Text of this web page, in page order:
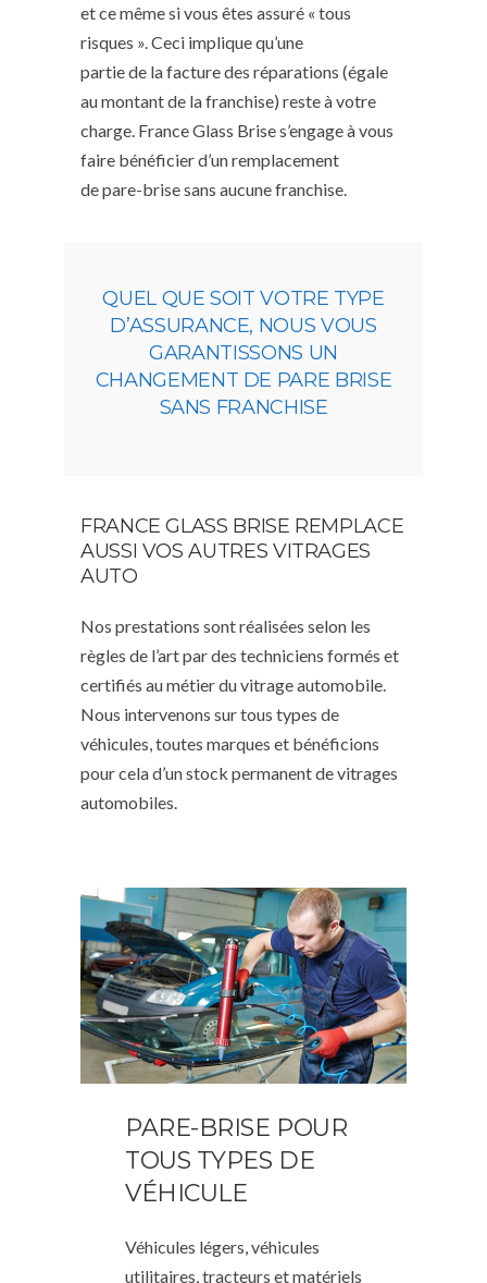
et ce même si vous êtes assuré « tous
risques ». Ceci implique qu’une
partie de la facture des réparations (égale
au montant de la franchise) reste à votre
charge. France Glass Brise s’engage à vous
faire bénéficier d’un remplacement
de pare-brise sans aucune franchise.
QUEL QUE SOIT VOTRE TYPE
D’ASSURANCE, NOUS VOUS
GARANTISSONS UN
CHANGEMENT DE PARE BRISE
SANS FRANCHISE
FRANCE GLASS BRISE REMPLACE
AUSSI VOS AUTRES VITRAGES
AUTO
Nos prestations sont réalisées selon les
règles de l’art par des techniciens formés et
certifiés au métier du vitrage automobile.
Nous intervenons sur tous types de
véhicules, toutes marques et bénéficions
pour cela d’un stock permanent de vitrages
automobiles.
PARE-BRISE POUR
TOUS TYPES DE
VÉHICULE
Véhicules légers, véhicules
utilitaires, tracteurs et matériels